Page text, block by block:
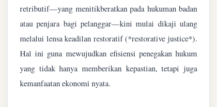
retributif—yang menitikberatkan pada hukuman badan
atau penjara bagi pelanggar—kini mulai dikaji ulang
melalui lensa keadilan restoratif (*restorative justice*).
Hal ini guna mewujudkan efisiensi penegakan hukum
yang tidak hanya memberikan kepastian, tetapi juga
kemanfaatan ekonomi nyata.